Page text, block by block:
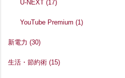
U-NEXT(17)
YouTube Premium(1)
新電力 (30)
生活・節約術 (15)